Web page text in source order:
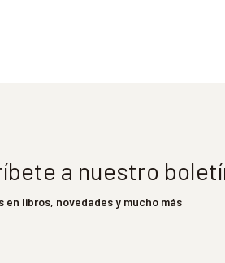
a nuestro
en libros, novedades y mucho más